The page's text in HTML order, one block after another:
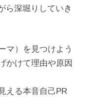
ら深堀りしていき
マ）を見つけよう
かけて理由や原因
える本音自己PR